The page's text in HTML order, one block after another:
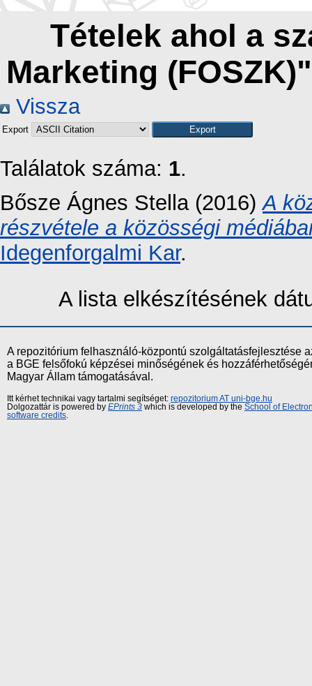
Tételek ahol a
Marketing
Vissza
Export
Találatok száma: 1.
Bősze Ágnes Stella (2016)A
részvétele a közösségi
Idegenforgalmi Kar.
A lista elkészítésének
A repozitórium felhasználó-központú szolgáltatásfejlesztése
a BGE felsőfokú képzései minőségének és
Magyar Állam támogatásával.
Itt kérhet technikai vagy tartalmi segítséget: repozitorium AT uni-bge.hu
Dolgozattár is powered by EPrints 3 which is developed by the School of
software credits